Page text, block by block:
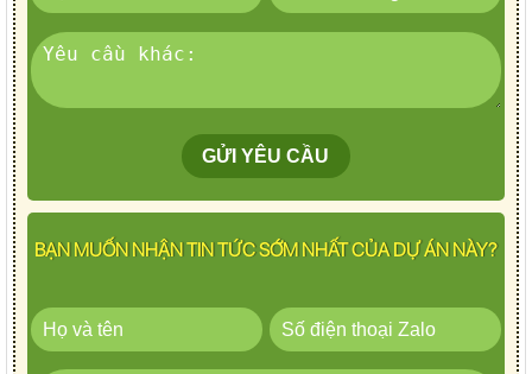
BẠN MUỐN NHẬN TIN TỨC SỚM NHẤT CỦA DỰ ÁN NÀY?